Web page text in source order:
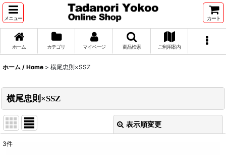
メニュー カート
ホーム カテゴリ マイページ 商品検索 ご利用案内
ホーム / Home > 横尾忠則×SSZ
横尾忠則×SSZ
表示順変更
3件